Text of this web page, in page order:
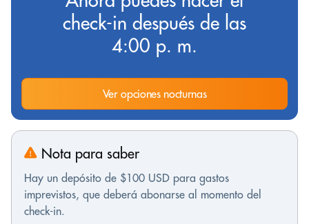
check-in después de las
4:00 p. m.
Ver opciones nocturnas
Nota para saber
Hay un depósito de $100 USD para gastos
imprevistos, que deberá abonarse al momento del
check-in.